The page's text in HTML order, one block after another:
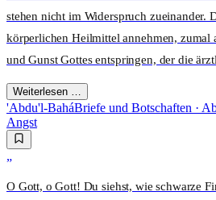
stehen nicht im Widerspruch zueinander.
körperlichen Heilmittel annehmen, zumal
und Gunst Gottes entspringen, der die
Weiterlesen …
'Abdu'l-BaháBriefe und Botschaften ·
Angst
„
O Gott, o Gott! Du siehst, wie schwarze